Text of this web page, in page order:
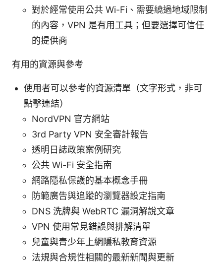
對於經常使用公共 Wi-Fi、需要繞過地域限制
的內容，VPN 是有用工具；但要選擇可信任
的提供商
有用的資源與參考
使用者可以參考的資源清單（文字形式，非可
點擊連結）
NordVPN 官方網站
3rd Party VPN 安全審計報告
透明日誌政策案例研究
公共 Wi-Fi 安全指南
網路隱私保護的基本概念手冊
防範廣告與追蹤的瀏覽器設定指南
DNS 洗牌與 WebRTC 漏洞解說文章
VPN 使用常見錯誤與排解清單
兒童與青少年上網隱私教育資源
法規與合規性相關的最新新聞與更新